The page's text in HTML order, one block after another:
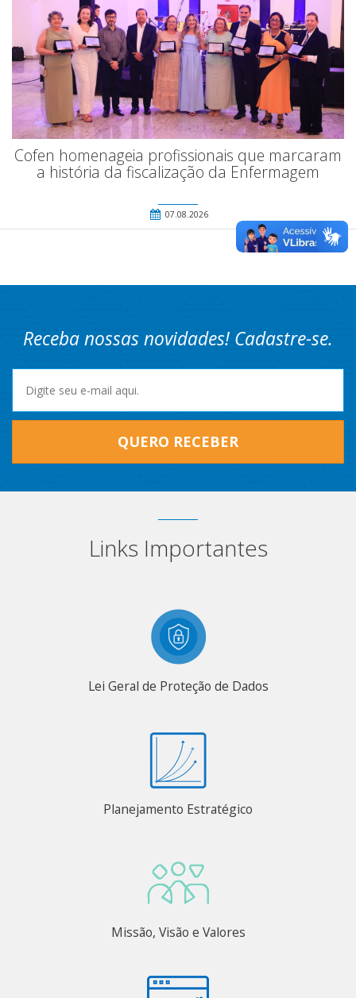
Cofen homenageia profissionais que marcaram
a história da fiscalização da Enfermagem
07.08.2026
Receba nossas novidades! Cadastre-se.
QUERO RECEBER
Links Importantes
Lei Geral de Proteção de Dados
Planejamento Estratégico
Missão, Visão e Valores